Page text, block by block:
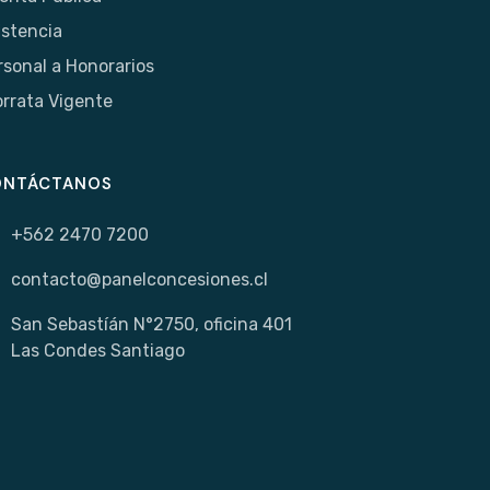
a Honorarios
Vigente
+562 2470 7200
contacto@panelconcesiones.cl
San Sebastíán N°2750, oficina 401
Las Condes Santiago